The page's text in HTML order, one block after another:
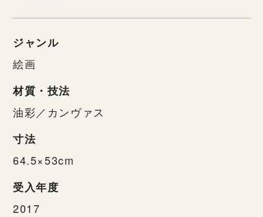
ジャンル
絵画
材質・技法
油彩／カンヴァス
寸法
64.5×53cm
受入年度
2017